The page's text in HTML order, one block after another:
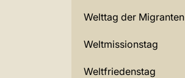
Welttag der Migranten
Weltmissionstag
Weltfriedenstag